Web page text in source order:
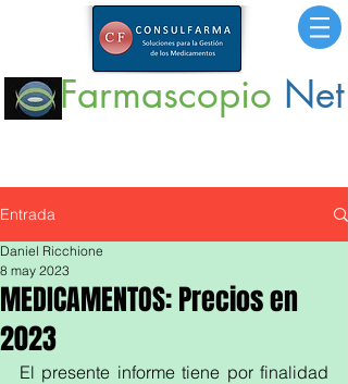
Farmascopio Net
Entrada
MEDICAMENTOS: Precios en
2023
Daniel Ricchione
8 may 2023
El presente informe tiene por finalidad